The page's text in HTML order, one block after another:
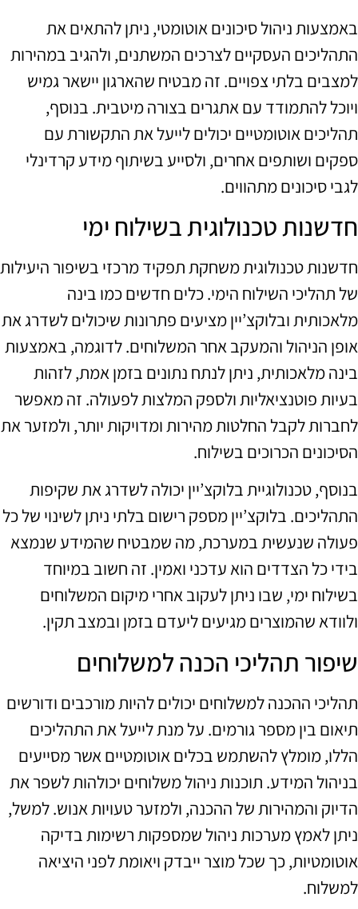
באמצעות ניהול סיכונים אוטומטי, ניתן להתאים את
התהליכים העסקיים לצרכים המשתנים, ולהגיב במהירות
למצבים בלתי צפויים. זה מבטיח שהארגון יישאר גמיש
ויוכל להתמודד עם אתגרים בצורה מיטבית. בנוסף,
תהליכים אוטומטיים יכולים לייעל את התקשורת עם
ספקים ושותפים אחרים, ולסייע בשיתוף מידע קרדינלי
לגבי סיכונים מתהווים.
חדשנות טכנולוגית בשילוח ימי
חדשנות טכנולוגית משחקת תפקיד מרכזי בשיפור היעילות
של תהליכי השילוח הימי. כלים חדשים כמו בינה
מלאכותית ובלוקצ’יין מציעים פתרונות שיכולים לשדרג את
אופן הניהול והמעקב אחר המשלוחים. לדוגמה, באמצעות
בינה מלאכותית, ניתן לנתח נתונים בזמן אמת, לזהות
בעיות פוטנציאליות ולספק המלצות לפעולה. זה מאפשר
לחברות לקבל החלטות מהירות ומדויקות יותר, ולמזער את
הסיכונים הכרוכים בשילוח.
בנוסף, טכנולוגיית בלוקצ’יין יכולה לשדרג את שקיפות
התהליכים. בלוקצ’יין מספק רישום בלתי ניתן לשינוי של כל
פעולה שנעשית במערכת, מה שמבטיח שהמידע שנמצא
בידי כל הצדדים הוא עדכני ואמין. זה חשוב במיוחד
בשילוח ימי, שבו ניתן לעקוב אחרי מיקום המשלוחים
ולוודא שהמוצרים מגיעים ליעדם בזמן ובמצב תקין.
שיפור תהליכי הכנה למשלוחים
תהליכי ההכנה למשלוחים יכולים להיות מורכבים ודורשים
תיאום בין מספר גורמים. על מנת לייעל את התהליכים
הללו, מומלץ להשתמש בכלים אוטומטיים אשר מסייעים
בניהול המידע. תוכנות ניהול משלוחים יכולהות לשפר את
הדיוק והמהירות של ההכנה, ולמזער טעויות אנוש. למשל,
ניתן לאמץ מערכות ניהול שמספקות רשימות בדיקה
אוטומטיות, כך שכל מוצר ייבדק ויאומת לפני היציאה
למשלוח.